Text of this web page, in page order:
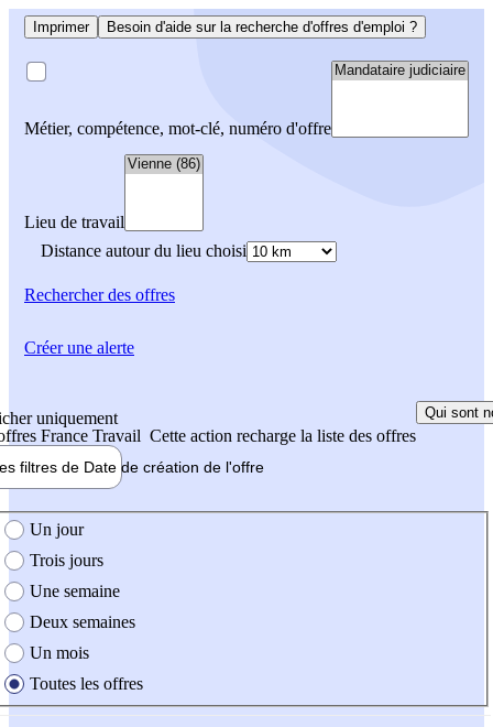
Imprimer Besoin d'aide sur la recherche d'offres d'emploi ?
Métier, compétence, mot-clé, numéro d'offre
Lieu de travail
Distance autour du lieu choisi
Rechercherdes offres
uniquement
France Travail Cette action recharge la liste des offres
Qui sont
filtres de Date de création de l'offre
création de l'offre
Un jour
Trois jours
Une semaine
Deux semaines
Un mois
Toutes les offres
Créer une alerte